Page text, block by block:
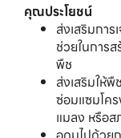
คุณประโยชน์
ส่งเสริมกา
ช่วยในการ
พืช
ส่งเสริมให้
ซ่อมแซมโค
แมลง หรือส